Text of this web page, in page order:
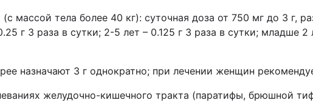
массой тела более 40 кг): суточная доза от 750 мг до 3 г,
г 3 раза в сутки; 2-5 лет – 0.125 г 3 раза в сутки; младше
назначают 3 г однократно; при лечении женщин
желудочно-кишечного тракта (паратифы, брюшной